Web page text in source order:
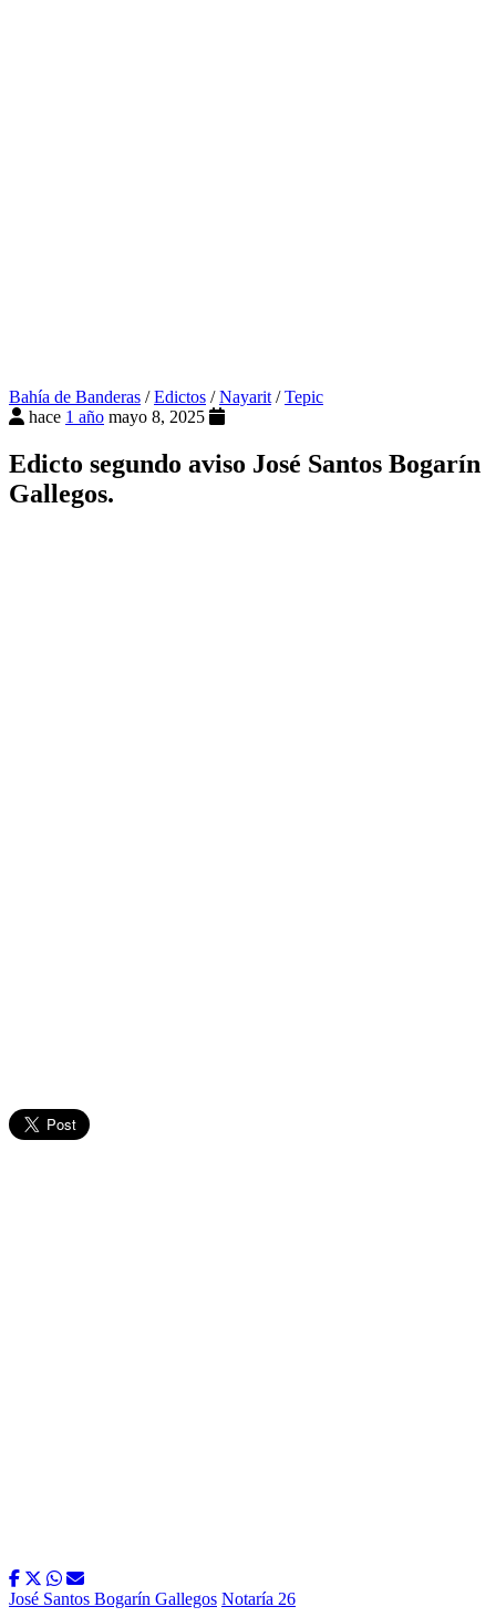
Bahía de Banderas /Edictos /Nayarit/Tepic
hace 1 año mayo 8, 2025
Edicto segundo aviso José Santos Bogarín
Gallegos.
José Santos Bogarín Gallegos Notaría 26